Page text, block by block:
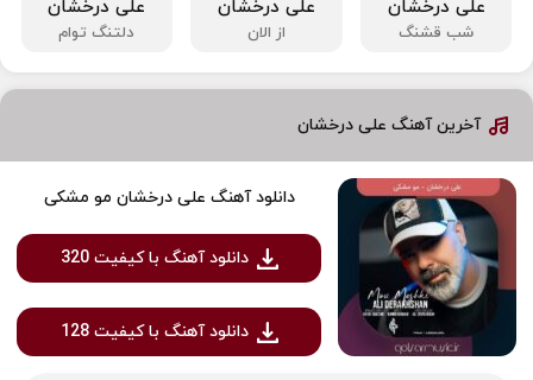
علی درخشان
شب قشنگ
علی درخشان
از الان
علی درخشان
دلتنگ توام
آخرین آهنگ علی درخشان
دانلود آهنگ علی درخشان مو مشکی
دانلود آهنگ با کیفیت 320
دانلود آهنگ با کیفیت 128